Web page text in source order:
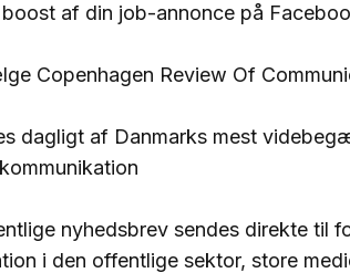
af din job-annonce på
Copenhagen Review Of
dagligt af Danmarks mest
nyhedsbrev sendes direkte til
i den offentlige sektor, store